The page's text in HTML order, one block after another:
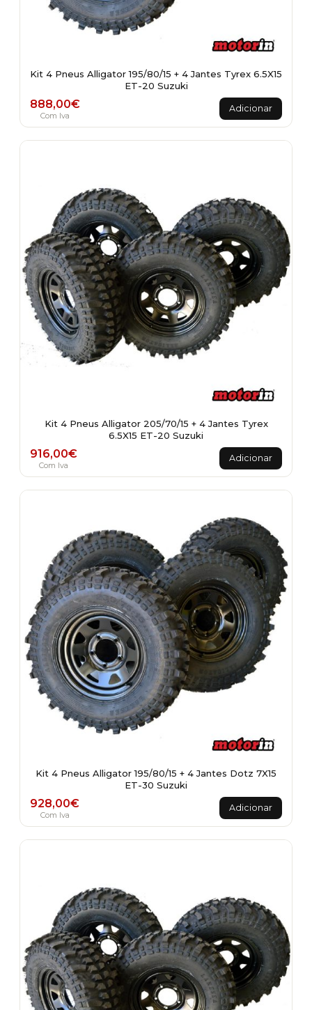
Kit 4 Pneus Alligator 195/80/15 + 4 Jantes Tyrex 6.5X15
ET-20 Suzuki
888,00€
Com Iva
Adicionar
Kit 4 Pneus Alligator 205/70/15 + 4 Jantes Tyrex
6.5X15 ET-20 Suzuki
916,00€
Com Iva
Adicionar
Kit 4 Pneus Alligator 195/80/15 + 4 Jantes Dotz 7X15
ET-30 Suzuki
928,00€
Com Iva
Adicionar